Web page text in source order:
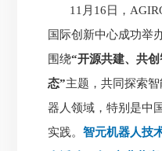
11月16日，
国际创新中心成功举
围绕“开源共建、共
态”主题，共同探索
器人领域，特别是中
实践。智元机器人技